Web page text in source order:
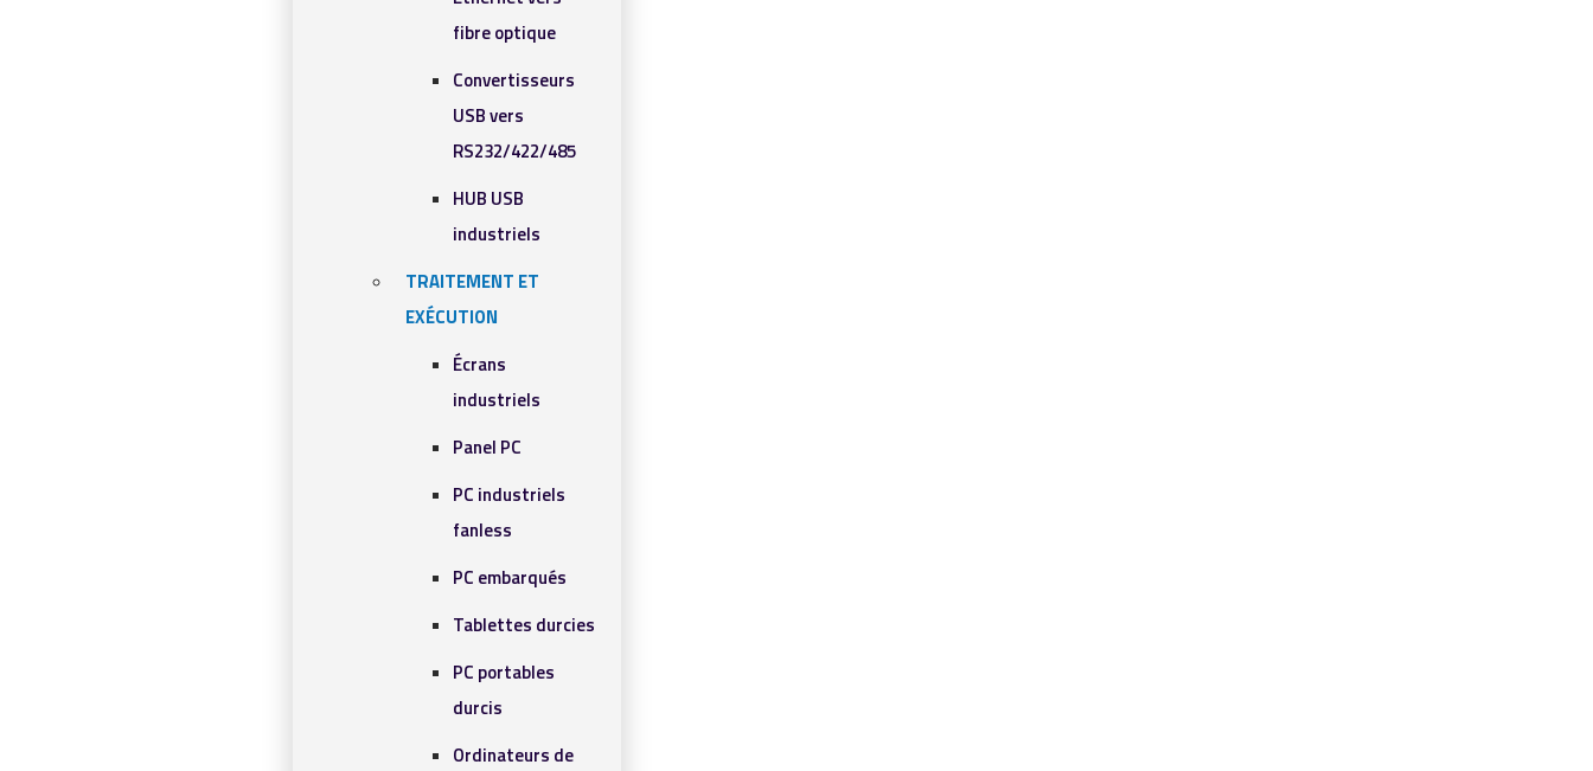
fibre optique
Convertisseurs
USB vers
RS232/422/485
HUB USB
industriels
TRAITEMENT ET
EXÉCUTION
Écrans
industriels
Panel PC
PC industriels
fanless
PC embarqués
Tablettes durcies
PC portables
durcis
Ordinateurs de